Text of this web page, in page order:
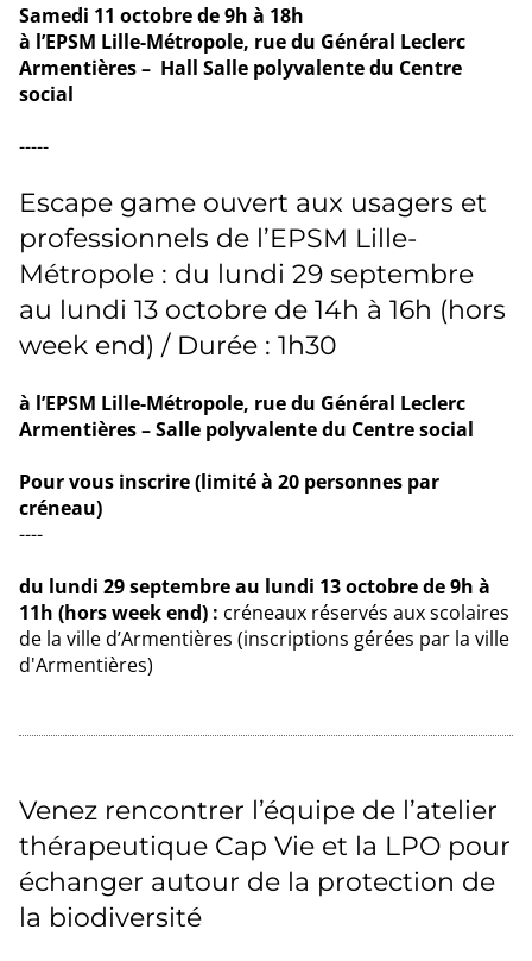
Samedi 11 octobre de 9h à 18h
à l’EPSM Lille-Métropole, rue du Général Leclerc
Armentières – Hall Salle polyvalente du Centre
social
-----
Escape game ouvert aux usagers et
professionnels de l’EPSM Lille-
Métropole : du lundi 29 septembre
au lundi 13 octobre de 14h à 16h (hors
week end) / Durée : 1h30
à l’EPSM Lille-Métropole, rue du Général Leclerc
Armentières – Salle polyvalente du Centre social
Pour vous inscrire(limité à 20 personnes par
créneau)
----
du lundi 29 septembre au lundi 13 octobre de 9h à
11h (hors week end) : créneaux réservés aux scolaires
de la ville d’Armentières (inscriptions gérées par la ville
d'Armentières)
Venez rencontrer l’équipe de l’atelier
thérapeutique Cap Vie et la LPO pour
échanger autour de la protection de
la biodiversité